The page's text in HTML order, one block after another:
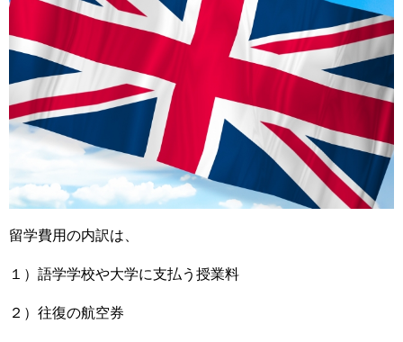
留学費用の内訳は、
１）語学学校や大学に支払う授業料
２）往復の航空券